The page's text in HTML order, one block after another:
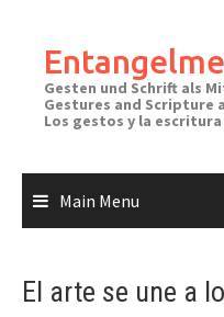
content
Gesten und Schrift als
Gestures and Scripture
Los gestos y la
Main Menu
El arte se une a